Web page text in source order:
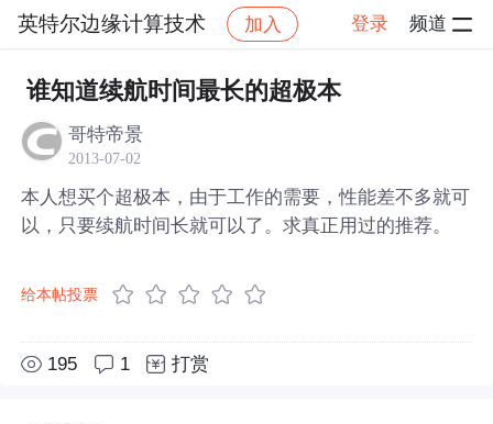
英特尔边缘计算技术 加入 登录 频道
社区 英特尔边缘计算技术 帖子详情
谁知道续航时间最长的超极本
哥特帝景
2013-07-02
本人想买个超极本，由于工作的需要，性能差不多就可
以，只要续航时间长就可以了。求真正用过的推荐。
给本帖投票
195 1 打赏